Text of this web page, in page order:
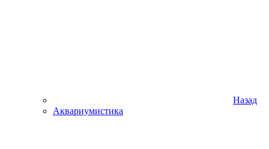
Назад
Аквариумистика